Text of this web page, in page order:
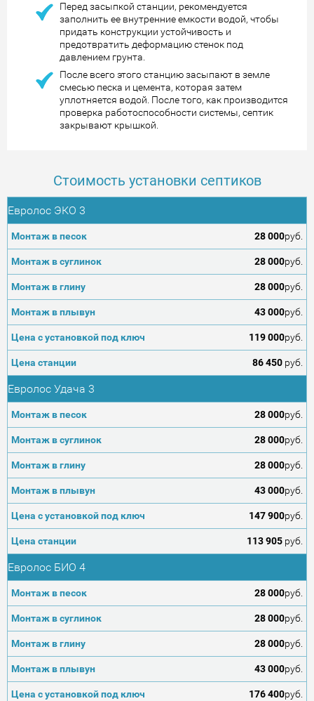
Перед засыпкой станции, рекомендуется
заполнить ее внутренние емкости водой, чтобы
придать конструкции устойчивость и
предотвратить деформацию стенок под
давлением грунта.
После всего этого станцию засыпают в земле
смесью песка и цемента, которая затем
уплотняется водой. После того, как производится
проверка работоспособности системы, септик
закрывают крышкой.
Стоимость установки септиков
Евролос ЭКО 3
28 000руб.
28 000руб.
28 000руб.
43 000руб.
119 000руб.
86 450 руб.
Евролос Удача 3
28 000руб.
28 000руб.
28 000руб.
43 000руб.
147 900руб.
113 905 руб.
Евролос БИО 4
28 000руб.
28 000руб.
28 000руб.
43 000руб.
176 400руб.